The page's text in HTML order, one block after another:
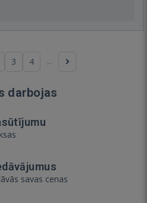
3 4 ...
darbojas
savas cenas